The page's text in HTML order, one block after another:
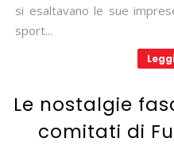
si esaltavano le sue
sport...
Le nostalgie
comitati di